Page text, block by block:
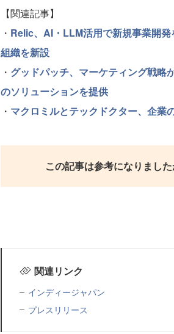
【関連記事】
・ Relic、AI・LLM活用で新規事業開
組織を新設
・ グッドパッチ、マーケティング戦
のソリューションを提供
・ マクロミルとテックドクター、企業
この記事は参考になりました
関連リンク
インディージャパン
プレスリリース